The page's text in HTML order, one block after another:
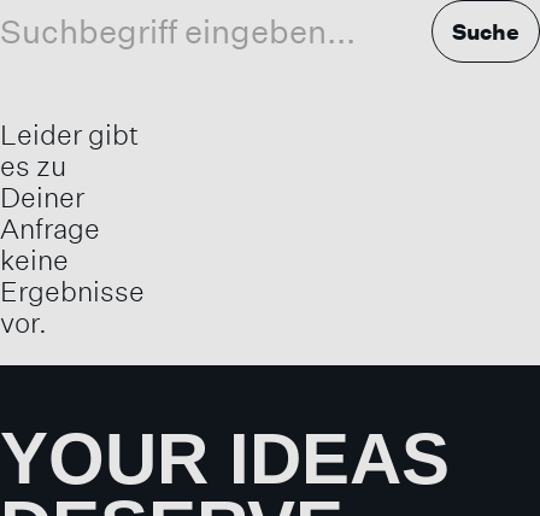
Suche
Suche
Leider gibt
es zu
Deiner
Anfrage
keine
Ergebnisse
vor.
YOUR IDEAS